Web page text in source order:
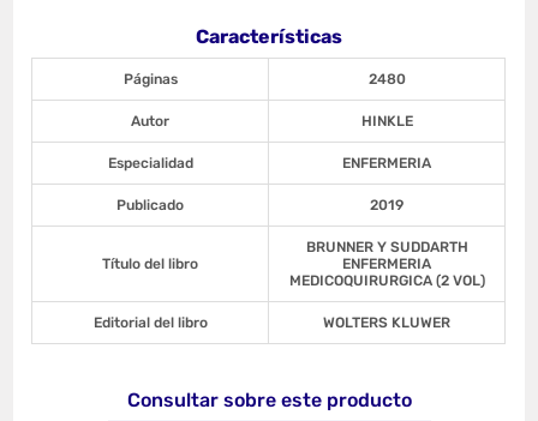
Características
Páginas 2480
Autor HINKLE
Especialidad ENFERMERIA
Publicado 2019
Título del libro
BRUNNER Y SUDDARTH
ENFERMERIA
MEDICOQUIRURGICA (2 VOL)
Editorial del libro WOLTERS KLUWER
Consultar sobre este producto